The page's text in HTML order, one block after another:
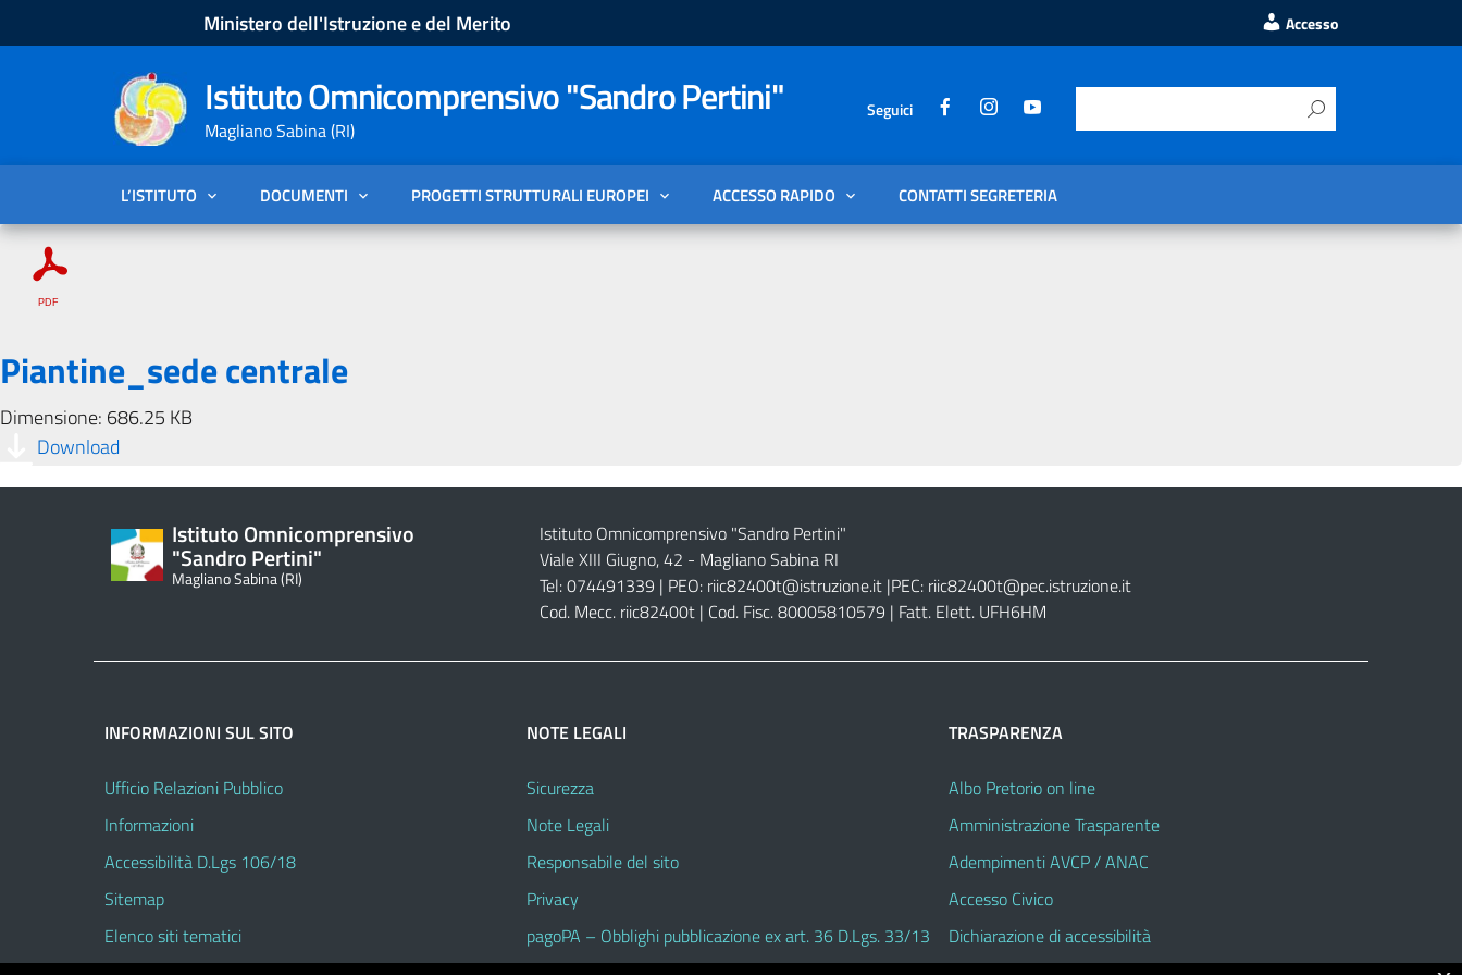
Ministero dell'Istruzione e del Merito Accesso
Istituto Omnicomprensivo "Sandro Pertini"
Magliano Sabina (RI)
Seguici
L’ISTITUTO DOCUMENTI PROGETTI STRUTTURALI EUROPEI ACCESSO RAPIDO CONTATTI SEGRETERIA
Piantine_sede centrale
Dimensione: 686.25 KB
Download
Istituto Omnicomprensivo
"Sandro Pertini"
Magliano Sabina (RI)
Istituto Omnicomprensivo "Sandro Pertini"
Viale XIII Giugno, 42 - Magliano Sabina RI
Tel: 074491339 | PEO: riic82400t@istruzione.it |PEC: riic82400t@pec.istruzione.it
Cod. Mecc. riic82400t | Cod. Fisc. 80005810579 | Fatt. Elett. UFH6HM
INFORMAZIONI SUL SITO
Ufficio Relazioni Pubblico
Informazioni
Accessibilità D.Lgs 106/18
Sitemap
Elenco siti tematici
NOTE LEGALI
Sicurezza
Note Legali
Responsabile del sito
Privacy
pagoPA – Obblighi pubblicazione ex art. 36 D.Lgs. 33/13
TRASPARENZA
Albo Pretorio on line
Amministrazione Trasparente
Adempimenti AVCP / ANAC
Accesso Civico
Dichiarazione di accessibilità